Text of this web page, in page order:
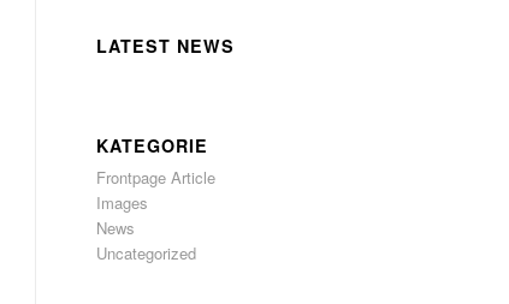
LATEST NEWS
KATEGORIE
Frontpage Article
Images
News
Uncategorized